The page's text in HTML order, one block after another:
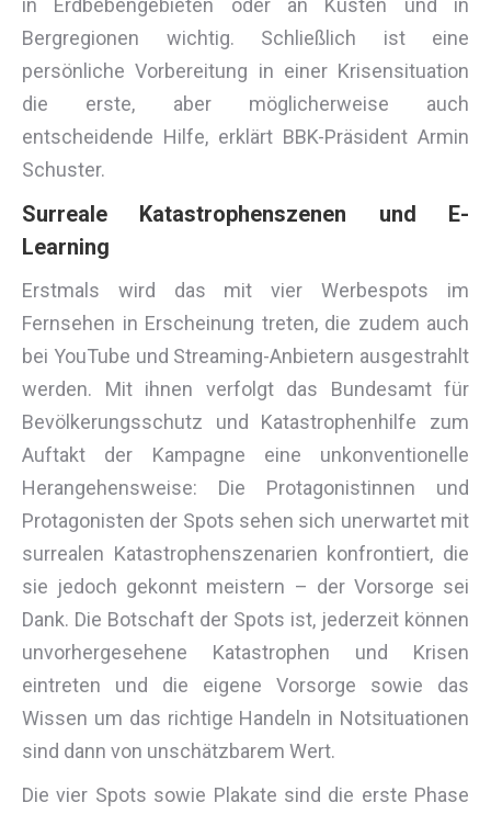
in Erdbebengebieten oder an Küsten und in
Bergregionen wichtig. Schließlich ist eine
persönliche Vorbereitung in einer Krisensituation
die erste, aber möglicherweise auch
entscheidende Hilfe, erklärt BBK-Präsident Armin
Schuster.
Surreale Katastrophenszenen und E-
Learning
Erstmals wird das mit vier Werbespots im
Fernsehen in Erscheinung treten, die zudem auch
bei YouTube und Streaming-Anbietern ausgestrahlt
werden. Mit ihnen verfolgt das Bundesamt für
Bevölkerungsschutz und Katastrophenhilfe zum
Auftakt der Kampagne eine unkonventionelle
Herangehensweise: Die Protagonistinnen und
Protagonisten der Spots sehen sich unerwartet mit
surrealen Katastrophenszenarien konfrontiert, die
sie jedoch gekonnt meistern – der Vorsorge sei
Dank. Die Botschaft der Spots ist, jederzeit können
unvorhergesehene Katastrophen und Krisen
eintreten und die eigene Vorsorge sowie das
Wissen um das richtige Handeln in Notsituationen
sind dann von unschätzbarem Wert.
Die vier Spots sowie Plakate sind die erste Phase